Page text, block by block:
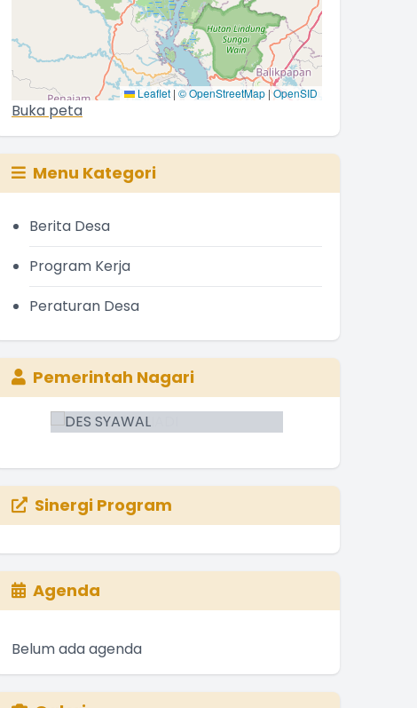
Leaflet | © OpenStreetMap |OpenSID
Buka peta
Menu Kategori
Berita Desa
Program Kerja
Peraturan Desa
Pemerintah Nagari
Sinergi Program
Agenda
Belum ada agenda